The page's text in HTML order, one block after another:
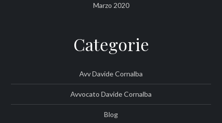
Marzo 2020
Categorie
Avv Davide Cornalba
Avvocato Davide Cornalba
Blog